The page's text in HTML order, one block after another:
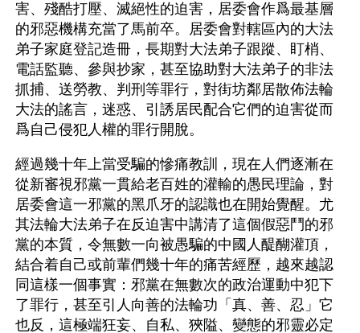
害、殘酷打壓、滅絕性的迫害，居委會作爲最基層
的邪惡機構充當了馬前卒。居委會對轄區內的大法
弟子家庭登記造冊，長期對大法弟子跟蹤、盯梢、
電話監聽、參與抄家，甚至協助對大法弟子的非法
抓捕、送勞教、判刑等罪行，對街坊鄰居散佈法輪
大法的謠言，迷惑、引誘居民配合它們的迫害從而
爲自己侵犯人權的罪行開脫。
經過幾十年上當受騙的慘痛教訓，現在人們逐漸在
從新審視邪黨一貫給老百姓的灌輸的愚民理論，對
居委會這一邪黨的黑爪牙的認識也在開始覺醒。尤
其法輪大法弟子在反迫害中講清了這個假惡鬥的邪
黨的本質，令無數一向被愚騙的中國人醍醐灌頂，
結合着自己或前輩們幾十年的痛苦經歷，越來越認
同這樣一個事實：邪黨在無數次的政治運動中犯下
了罪行，甚至引人向善的法輪功「真、善、忍」它
也反，這極端狂妄、自私、狹隘、變態的邪靈必定